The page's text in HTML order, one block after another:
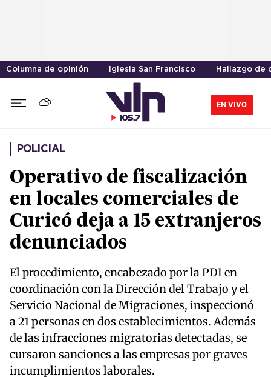
Columna de opinión Iglesia San Francisco Hallazgo de
EN VIVO
POLICIAL
Operativo de fiscalización
en locales comerciales de
Curicó deja a 15 extranjeros
denunciados
El procedimiento, encabezado por la PDI en
coordinación con la Dirección del Trabajo y el
Servicio Nacional de Migraciones, inspeccionó
a 21 personas en dos establecimientos. Además
de las infracciones migratorias detectadas, se
cursaron sanciones a las empresas por graves
incumplimientos laborales.